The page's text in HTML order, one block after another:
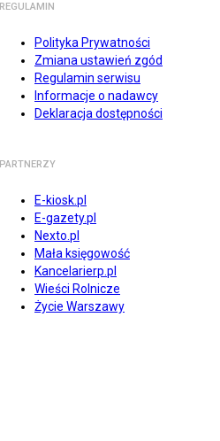
REGULAMIN
Polityka Prywatności
Zmiana ustawień zgód
Regulamin serwisu
Informacje o nadawcy
Deklaracja dostępności
PARTNERZY
E-kiosk.pl
E-gazety.pl
Nexto.pl
Mała księgowość
Kancelarierp.pl
Wieści Rolnicze
Życie Warszawy